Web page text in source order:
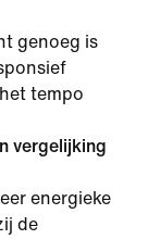
genoeg is
tempo
vergelijking
energieke
de